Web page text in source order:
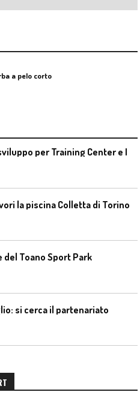
a pelo corto
la piscina Colletta di Torino
del Toano Sport Park
si cerca il partenariato